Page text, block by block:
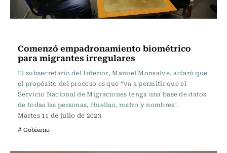
Comenzó empadronamiento biométrico
para migrantes irregulares
El subsecretario del Interior, Manuel Monsalve, aclaró que
el propósito del proceso es que “va a permitir que el
Servicio Nacional de Migraciones tenga una base de datos
de todas las personas, Huellas, rostro y nombres".
Martes 11 de julio de 2023
# Gobierno